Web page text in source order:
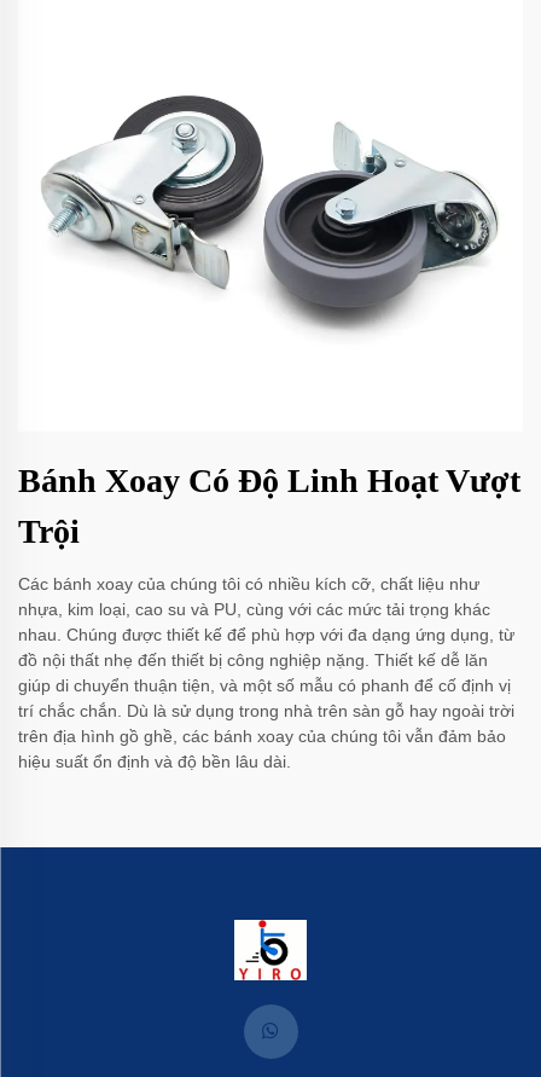
Bánh Xoay Có Độ Linh Hoạt Vượt
Trội
Các bánh xoay của chúng tôi có nhiều kích cỡ, chất liệu như
nhựa, kim loại, cao su và PU, cùng với các mức tải trọng khác
nhau. Chúng được thiết kế để phù hợp với đa dạng ứng dụng, từ
đồ nội thất nhẹ đến thiết bị công nghiệp nặng. Thiết kế dễ lăn
giúp di chuyển thuận tiện, và một số mẫu có phanh để cố định vị
trí chắc chắn. Dù là sử dụng trong nhà trên sàn gỗ hay ngoài trời
trên địa hình gồ ghề, các bánh xoay của chúng tôi vẫn đảm bảo
hiệu suất ổn định và độ bền lâu dài.